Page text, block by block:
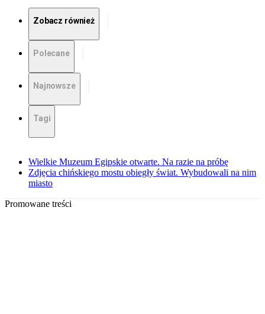
Zobacz również
Polecane
Najnowsze
Tagi
Wielkie Muzeum Egipskie otwarte. Na razie na próbę
Zdjęcia chińskiego mostu obiegły świat. Wybudowali na nim
miasto
Promowane treści